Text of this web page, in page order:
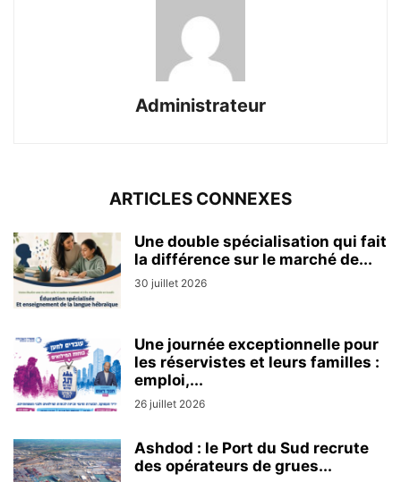
Administrateur
ARTICLES CONNEXES
Une double spécialisation qui fait
la différence sur le marché de...
30 juillet 2026
Une journée exceptionnelle pour
les réservistes et leurs familles :
emploi,...
26 juillet 2026
Ashdod : le Port du Sud recrute
des opérateurs de grues...